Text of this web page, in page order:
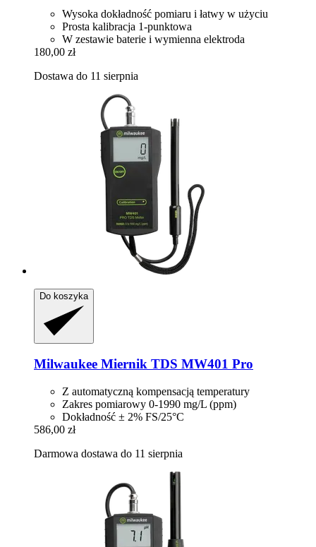
Wysoka dokładność pomiaru i łatwy w użyciu
Prosta kalibracja 1-punktowa
W zestawie baterie i wymienna elektroda
180,00 zł
Dostawa do 11 sierpnia
Do koszyka
Milwaukee Miernik TDS MW401 Pro
Z automatyczną kompensacją temperatury
Zakres pomiarowy 0-1990 mg/L (ppm)
Dokładność ± 2% FS/25°C
586,00 zł
Darmowa dostawa do 11 sierpnia